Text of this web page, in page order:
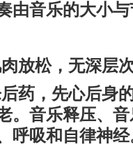
由音乐的大小与
放松，无深层
药，先心后身
。音乐释压、
呼吸和自律神